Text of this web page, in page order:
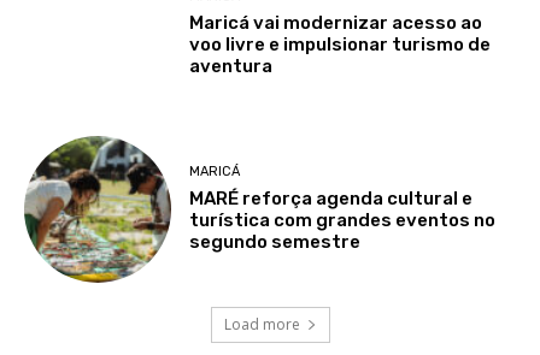
Maricá vai modernizar acesso ao
voo livre e impulsionar turismo de
aventura
MARICÁ
MARÉ reforça agenda cultural e
turística com grandes eventos no
segundo semestre
Load more